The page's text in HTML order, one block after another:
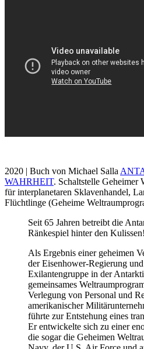
2020 | Buch von Michael Salla
WAHRHEIT. Schaltstelle Geheimer
für interplanetaren Sklavenhandel,
Flüchtlinge (Geheime
Seit 65 Jahren betreibt die
Ränkespiel hinter den Kulissen!
Als Ergebnis einer geheimen
der Eisenhower-Regierung
Exilantengruppe in der
gemeinsames
Verlegung von Personal und
amerikanischer
führte zur Entstehung eines
Er entwickelte sich zu einer
die sogar die Geheimen